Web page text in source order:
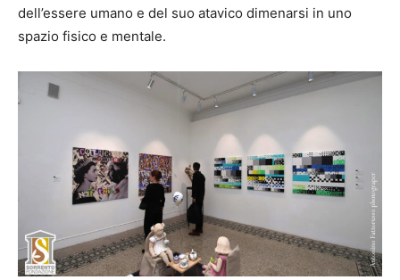
dell’essere umano e del suo atavico dimenarsi in uno
spazio fisico e mentale.